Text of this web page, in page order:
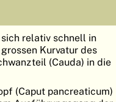
EMBRYOLOGY
SUCHEN
HILFE
relativ schnell in
Kurvatur des
(Cauda) in die
(Caput pancreaticum)